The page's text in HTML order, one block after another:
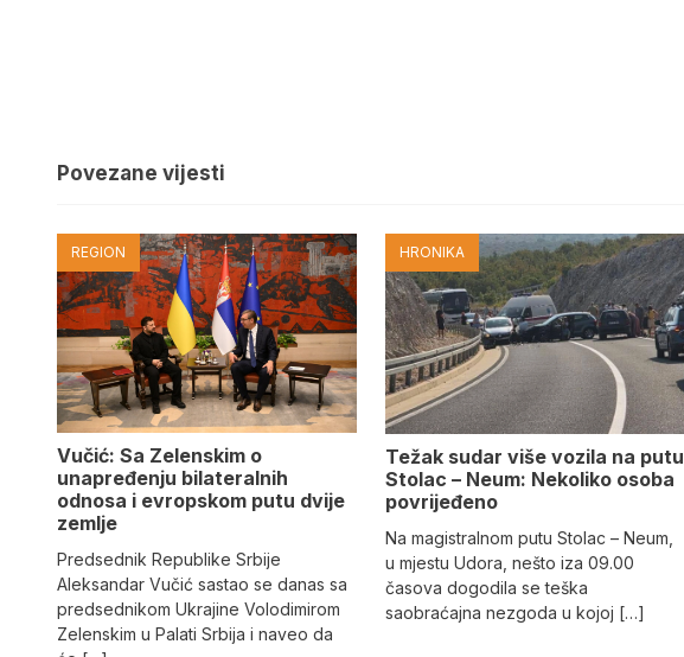
Povezane vijesti
REGION
Vučić: Sa Zelenskim o
unapređenju bilateralnih
odnosa i evropskom putu dvije
zemlje
Predsednik Republike Srbije
Aleksandar Vučić sastao se danas sa
predsednikom Ukrajine Volodimirom
Zelenskim u Palati Srbija i naveo da
HRONIKA
Težak sudar više vozila na putu
Stolac – Neum: Nekoliko osoba
povrijeđeno
Na magistralnom putu Stolac – Neum,
u mjestu Udora, nešto iza 09.00
časova dogodila se teška
saobraćajna nezgoda u kojoj […]